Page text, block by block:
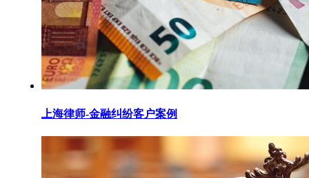
上海律师-金融纠纷客户案例